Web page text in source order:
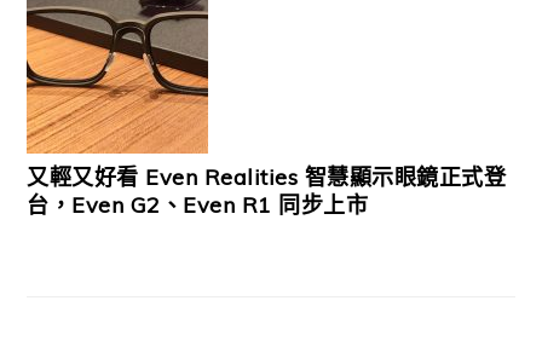
又輕又好看 Even Realities 智慧顯示眼鏡正式登
台，Even G2、Even R1 同步上市